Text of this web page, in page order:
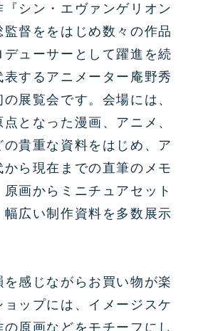
『シン・エヴァンゲリオン
督ををはじめ数々の作品
デューサーとして躍進を続
表するアニメーター庵野秀
展覧会です。 会場には、
となった漫画、アニメ、
貴重な資料をはじめ、 ア
から現在までの直筆のメモ
画からミニチュアセット
幅広い制作資料を多数展示
を感じながらお買い物が楽
ップには、 イメージスケ
の原画などをモチーフにし